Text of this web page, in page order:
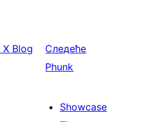
X Blog
Следеће
Phunk
Showcase